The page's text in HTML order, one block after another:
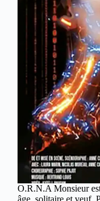
O.R.N.A Monsieur
âge, solitaire et veuf.